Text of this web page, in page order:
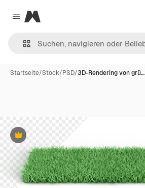
Close menu
Magnific
Startseite/Stock/PSD/3D-Rendering von grü…
Premium